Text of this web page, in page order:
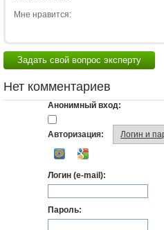
Мне нравится:
Задать свой вопрос эксперту
Нет комментариев
Анонимный вход:
Авторизация: Логин и
Логин (e-mail):
Пароль: